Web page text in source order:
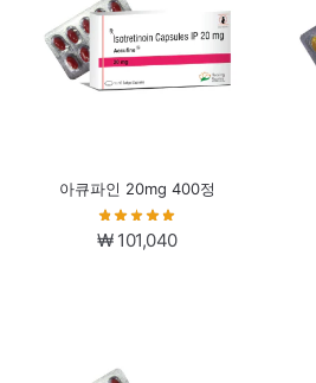
아큐파인 20mg 400정
₩101,040